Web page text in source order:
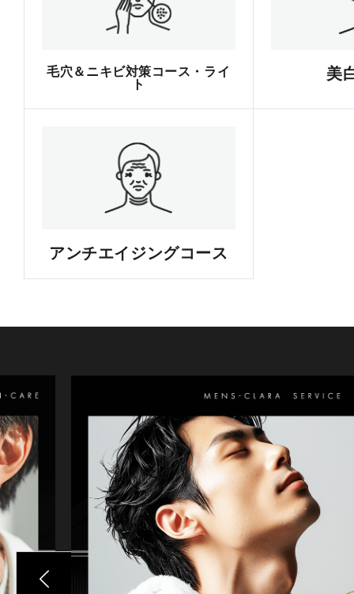
毛穴＆ニキビ対策コース・ライ
ト
美
アンチエイジングコース